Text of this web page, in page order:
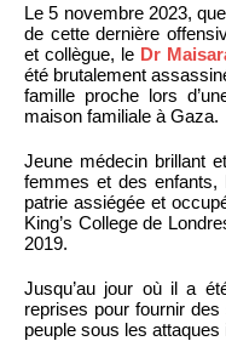
Le 5 novembre 2023,
de cette dernière
et collègue, le Dr
été brutalement
famille proche lors
maison familiale à Gaza.
Jeune médecin brillant
femmes et des
patrie assiégée et
King’s College de
2019.
Jusqu’au jour où il a
reprises pour fournir
peuple sous les attaques